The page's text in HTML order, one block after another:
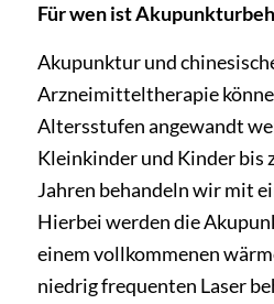
Für wen ist
Akupunktur und
Arzneimitteltherapie
Altersstufen angewandt
Kleinkinder und Kinder bis
Jahren behandeln wir mit
Hierbei werden die
einem vollkommenen
niedrig frequenten Laser